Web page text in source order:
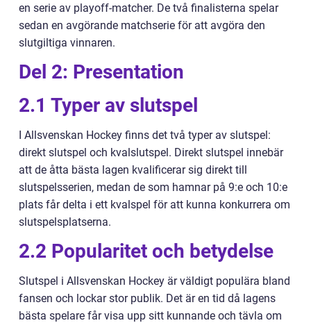
en serie av playoff-matcher. De två finalisterna spelar
sedan en avgörande matchserie för att avgöra den
slutgiltiga vinnaren.
Del 2: Presentation
2.1 Typer av slutspel
I Allsvenskan Hockey finns det två typer av slutspel:
direkt slutspel och kvalslutspel. Direkt slutspel innebär
att de åtta bästa lagen kvalificerar sig direkt till
slutspelsserien, medan de som hamnar på 9:e och 10:e
plats får delta i ett kvalspel för att kunna konkurrera om
slutspelsplatserna.
2.2 Popularitet och betydelse
Slutspel i Allsvenskan Hockey är väldigt populära bland
fansen och lockar stor publik. Det är en tid då lagens
bästa spelare får visa upp sitt kunnande och tävla om